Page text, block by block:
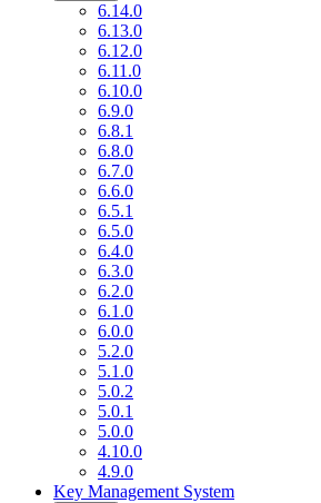
6.14.0
6.13.0
6.12.0
6.11.0
6.10.0
6.9.0
6.8.1
6.8.0
6.7.0
6.6.0
6.5.1
6.5.0
6.4.0
6.3.0
6.2.0
6.1.0
6.0.0
5.2.0
5.1.0
5.0.2
5.0.1
5.0.0
4.10.0
4.9.0
Key Management System